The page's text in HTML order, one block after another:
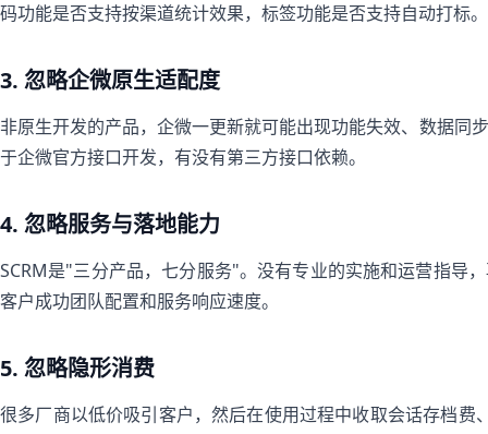
码功能是否支持按渠道统计效果，标签功能是否支持自动打标。
3. 忽略企微原生适配度
非原生开发的产品，企微一更新就可能出现功能失效、数据同
于企微官方接口开发，有没有第三方接口依赖。
4. 忽略服务与落地能力
SCRM是"三分产品，七分服务"。没有专业的实施和运营指导
客户成功团队配置和服务响应速度。
5. 忽略隐形消费
很多厂商以低价吸引客户，然后在使用过程中收取会话存档费